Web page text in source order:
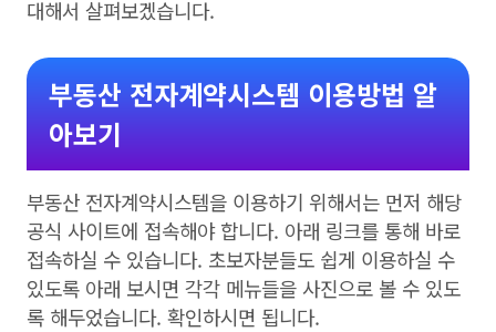
대해서 살펴보겠습니다.
부동산 전자계약시스템 이용방법 알
아보기
부동산 전자계약시스템을 이용하기 위해서는 먼저 해당
공식 사이트에 접속해야 합니다. 아래 링크를 통해 바로
접속하실 수 있습니다. 초보자분들도 쉽게 이용하실 수
있도록 아래 보시면 각각 메뉴들을 사진으로 볼 수 있도
록 해두었습니다. 확인하시면 됩니다.